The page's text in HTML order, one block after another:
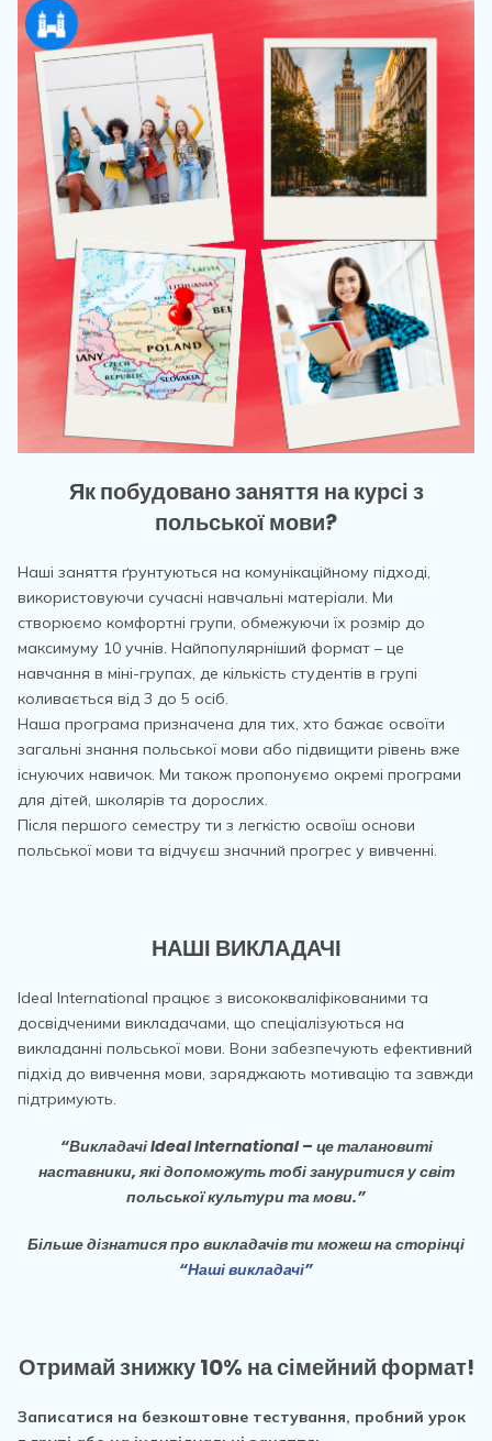
Як побудовано заняття на курсі з
польської мови?
Наші заняття ґрунтуються на комунікаційному підході,
використовуючи сучасні навчальні матеріали. Ми
створюємо комфортні групи, обмежуючи їх розмір до
максимуму 10 учнів. Найпопулярніший формат – це
навчання в міні-групах, де кількість студентів в групі
коливається від 3 до 5 осіб.
Наша програма призначена для тих, хто бажає освоїти
загальні знання польської мови або підвищити рівень вже
існуючих навичок. Ми також пропонуємо окремі програми
для дітей, школярів та дорослих.
Після першого семестру ти з легкістю освоїш основи
польської мови та відчуєш значний прогрес у вивченні.
НАШІ ВИКЛАДАЧІ
Ideal International працює з висококваліфікованими та
досвідченими викладачами, що спеціалізуються на
викладанні польської мови. Вони забезпечують ефективний
підхід до вивчення мови, заряджають мотивацію та завжди
підтримують.
“Викладачі Ideal International – це талановиті
наставники, які допоможуть тобі зануритися у світ
польської культури та мови.”
Більше дізнатися про викладачів ти можеш на сторінці
“Наші викладачі”
Отримай знижку 10% на сімейний формат!
Записатися на безкоштовне тестування, пробний урок